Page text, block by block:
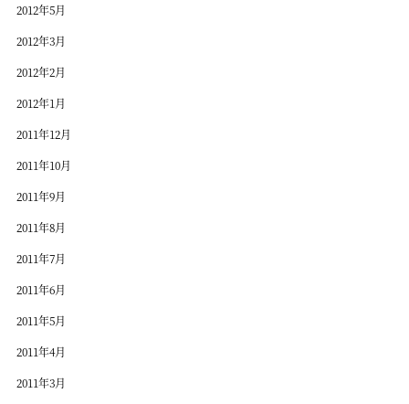
2012年5月
2012年3月
2012年2月
2012年1月
2011年12月
2011年10月
2011年9月
2011年8月
2011年7月
2011年6月
2011年5月
2011年4月
2011年3月